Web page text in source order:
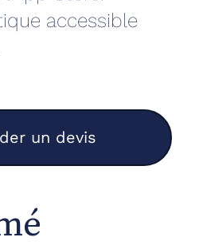
accessible
un devis